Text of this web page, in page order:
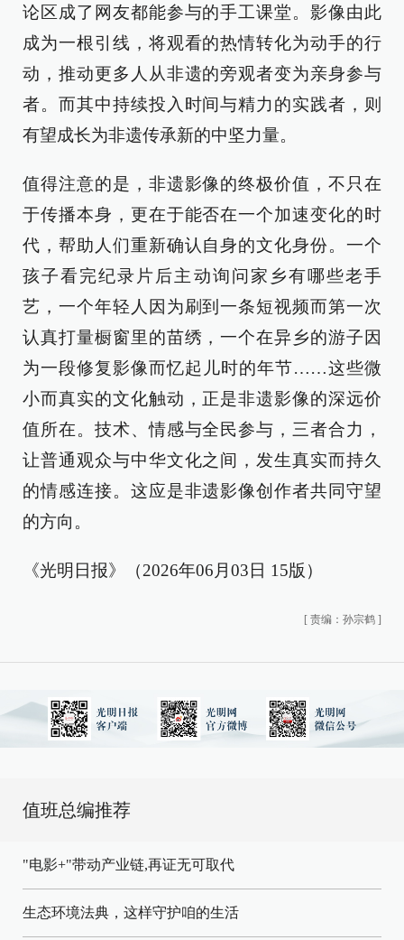
论区成了网友都能参与的手工课堂。影像由此
成为一根引线，将观看的热情转化为动手的行
动，推动更多人从非遗的旁观者变为亲身参与
者。而其中持续投入时间与精力的实践者，则
有望成长为非遗传承新的中坚力量。
值得注意的是，非遗影像的终极价值，不只在
于传播本身，更在于能否在一个加速变化的时
代，帮助人们重新确认自身的文化身份。一个
孩子看完纪录片后主动询问家乡有哪些老手
艺，一个年轻人因为刷到一条短视频而第一次
认真打量橱窗里的苗绣，一个在异乡的游子因
为一段修复影像而忆起儿时的年节……这些微
小而真实的文化触动，正是非遗影像的深远价
值所在。技术、情感与全民参与，三者合力，
让普通观众与中华文化之间，发生真实而持久
的情感连接。这应是非遗影像创作者共同守望
的方向。
《光明日报》（2026年06月03日 15版）
[ 责编：孙宗鹤 ]
值班总编推荐
"电影+"带动产业链,再证无可取代
生态环境法典，这样守护咱的生活